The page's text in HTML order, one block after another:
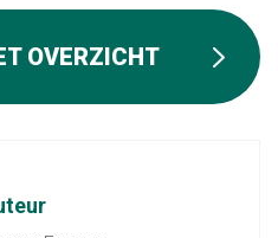
OVERZICHT